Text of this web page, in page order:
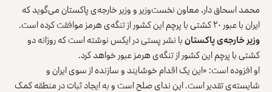
محمد اسحاق دار، معاون نخست‌وزیر و وزیر خارجه‌ی پاکستان می‌گوید که
ایران با عبور ۲۰ کشتی با پرچم این کشور از تنگه‌ی هرمز موافقت کرده است.
وزیر خارجه‌ی پاکستانبا نشر پستی در ایکس نوشته است که روزانه دو
کشتی با پرچم این کشور از تنگه‌ی هرمز عبور خواهد کرد.
او افزوده است: «این یک اقدام خوشایند و سازنده از سوی ایران و
شایسته‌ی تقدیر است. این ندای صلح است و به ایجاد ثبات در منطقه کمک